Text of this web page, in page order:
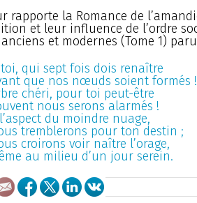
rapporte la Romance de
et leur influence de l’ordre
et modernes (Tome 1)
qui sept fois dois renaître
que nos nœuds soient formés !
chéri, pour toi peut-être
nous serons alarmés !
du moindre nuage,
tremblerons pour ton destin ;
croirons voir naître l’orage,
au milieu d’un jour serein.